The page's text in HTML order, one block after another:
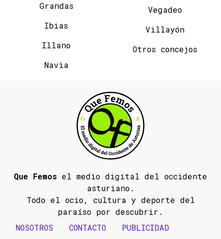
Grandas
Ibias
Illano
Navia
Vegadeo
Villayón
Otros concejos
Que Femos el medio digital del occidente
asturiano.
Todo el ocio, cultura y deporte del
paraíso por descubrir.
NOSOTROS
CONTACTO PUBLICIDAD